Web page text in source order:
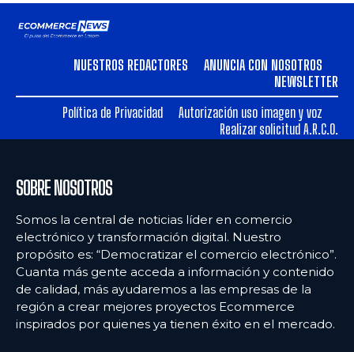
NUESTROS REDACTORES
ANUNCIA CON NOSOTROS
NEWSLETTER
Política de Privacidad
Autorización uso imagen y voz
Realizar solicitud A.R.C.O.
SOBRE NOSOTROS
Somos la central de noticias líder en comercio
electrónico y transformación digital. Nuestro
propósito es: “Democratizar el comercio electrónico”.
Cuanta más gente acceda a información y contenido
de calidad, más ayudaremos a las empresas de la
región a crear mejores proyectos Ecommerce
inspirados por quienes ya tienen éxito en el mercado.